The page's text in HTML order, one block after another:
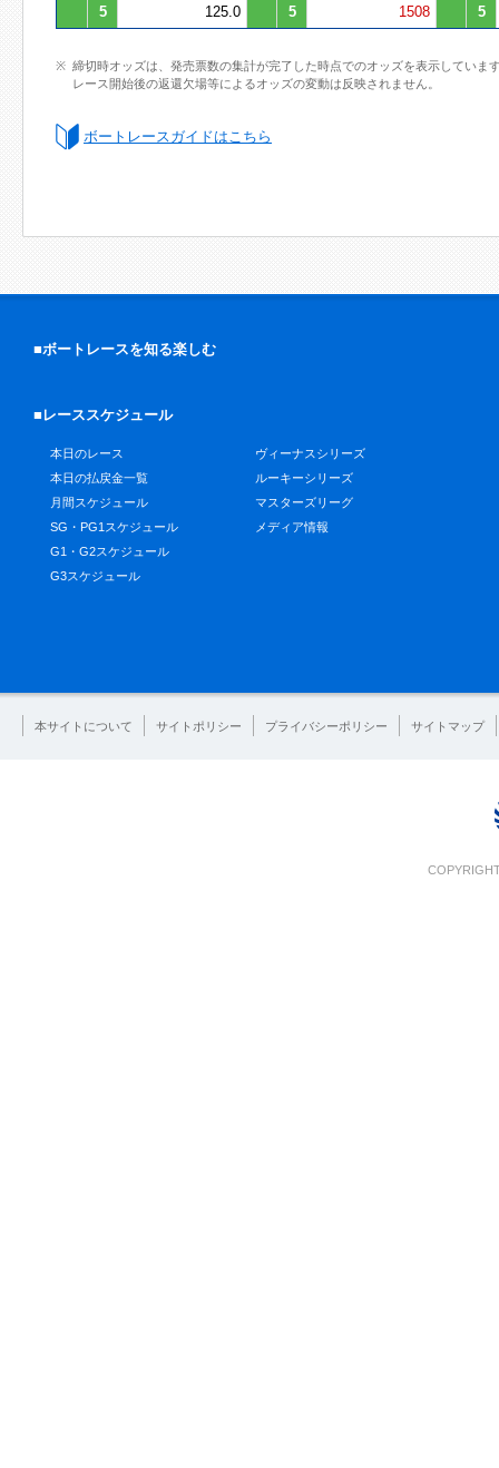
5
125.0 5 1508 5
締切時オッズは、発売票数の集計が完了した時点でのオッズを表示していま
レース開始後の返還欠場等によるオッズの変動は反映されません。
ボートレースガイドはこちら
■ボートレースを知る楽しむ
■レーススケジュール
本日のレース
本日の払戻金一覧
月間スケジュール
SG・PG1スケジュール
G1・G2スケジュール
G3スケジュール
ヴィーナスシリーズ
ルーキーシリーズ
マスターズリーグ
メディア情報
本サイトについて サイトポリシー プライバシーポリシー サイトマップ